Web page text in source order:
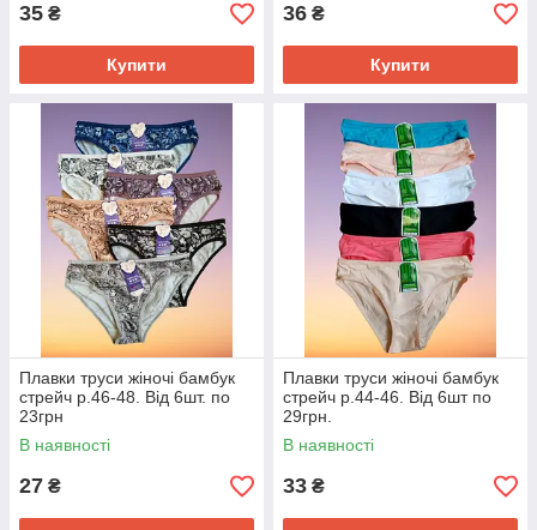
35 ₴
Купити
36 ₴
Купити
Плавки труси жіночі бамбук
стрейч р.46-48. Від 6шт. по
23грн
В наявності
27 ₴
Плавки труси жіночі бамбук
стрейч р.44-46. Від 6шт по
29грн.
В наявності
33 ₴